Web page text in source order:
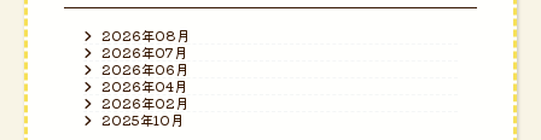
2026年08月
2026年07月
2026年06月
2026年04月
2026年02月
2025年10月